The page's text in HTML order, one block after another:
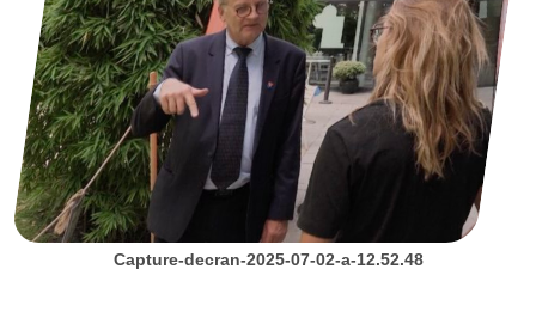
Capture-decran-2025-07-02-a-12.52.48